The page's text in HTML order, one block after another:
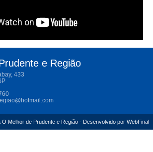
e Região
433
Melhor de Prudente e Região - Desenvolvido por WebFinal